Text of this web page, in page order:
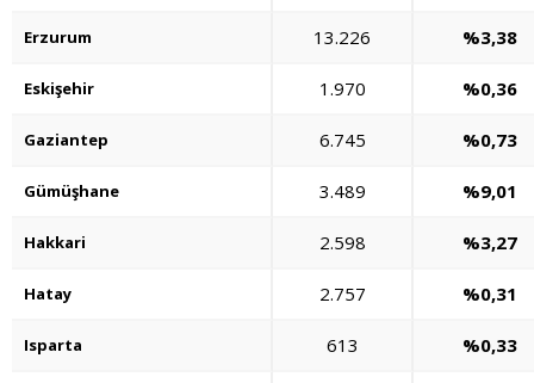
Erzurum 13.226 %3,38
Eskişehir 1.970 %0,36
Gaziantep 6.745 %0,73
Gümüşhane 3.489 %9,01
Hakkari 2.598 %3,27
Hatay 2.757 %0,31
Isparta 613 %0,33